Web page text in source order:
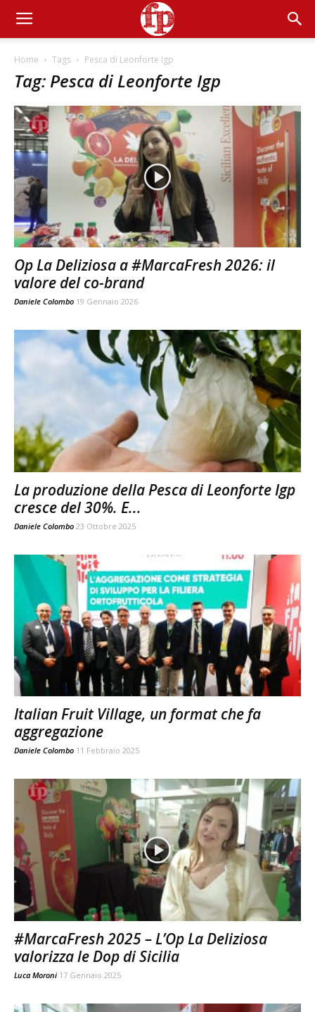
Home Tags Pesca di Leonforte Igp
Tag: Pesca di Leonforte Igp
Op La Deliziosa a #MarcaFresh 2026: il
valore del co-brand
Daniele Colombo 19 Gennaio 2026
La produzione della Pesca di Leonforte Igp
cresce del 30%. E...
Daniele Colombo 23 Ottobre 2025
Italian Fruit Village, un format che fa
aggregazione
Daniele Colombo 11 Febbraio 2025
#MarcaFresh 2025 – L’Op La Deliziosa
valorizza le Dop di Sicilia
Luca Moroni 17 Gennaio 2025